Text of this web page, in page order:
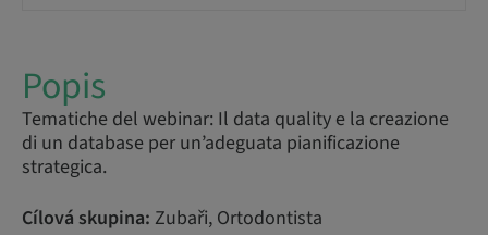
Popis
Tematiche del webinar: Il data quality e la creazione
di un database per un’adeguata pianificazione
strategica.
Cílová skupina: Zubaři, Ortodontista